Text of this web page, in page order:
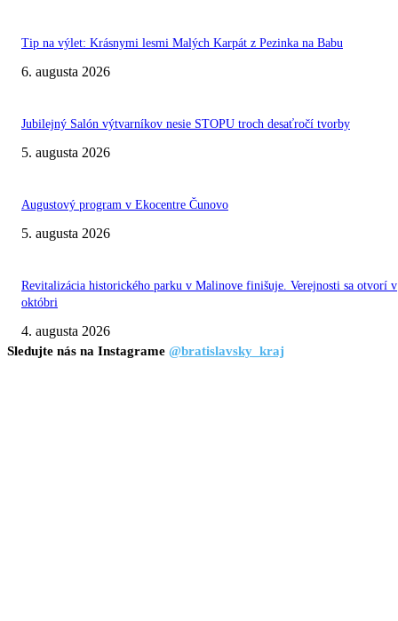
Tip na výlet: Krásnymi lesmi Malých Karpát z Pezinka na Babu
6. augusta 2026
Jubilejný Salón výtvarníkov nesie STOPU troch desaťročí tvorby
5. augusta 2026
Augustový program v Ekocentre Čunovo
5. augusta 2026
Revitalizácia historického parku v Malinove finišuje. Verejnosti sa otvorí v
októbri
4. augusta 2026
Sledujte nás na Instagrame @bratislavsky_kraj